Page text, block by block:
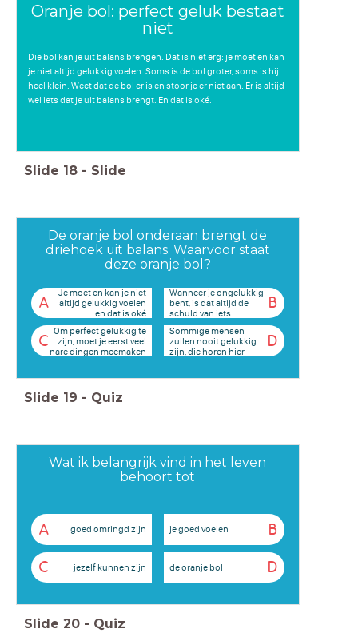
Oranje bol: perfect geluk bestaat
niet
Die bol kan je uit balans brengen. Dat is niet erg: je moet en kan
je niet altijd gelukkig voelen. Soms is de bol groter, soms is hij
heel klein. Weet dat de bol er is en stoor je er niet aan. Er is altijd
wel iets dat je uit balans brengt. En dat is oké.
Slide 18 - Slide
De oranje bol onderaan brengt de
driehoek uit balans. Waarvoor staat
deze oranje bol?
A
Je moet en kan je niet
altijd gelukkig voelen
en dat is oké
B
Wanneer je ongelukkig
bent, is dat altijd de
schuld van iets
buitenaf
C
Om perfect gelukkig te
zijn, moet je eerst veel
nare dingen meemaken
D
Sommige mensen
zullen nooit gelukkig
zijn, die horen hier
Slide 19 - Quiz
Wat ik belangrijk vind in het leven
behoort tot
A goed omringd zijn B
je goed voelen
C jezelf kunnen zijn D
de oranje bol
Slide 20 - Quiz